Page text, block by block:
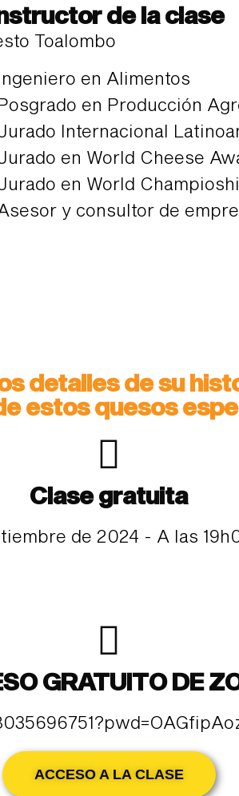
de la clase
Toalombo
en Alimentos
en Producción
Internacional
en World Cheese
en World
y consultor de
detalles de su
estos quesos
Clase gratuita
de 2024 - A las
GRATUITO DE
ACCESO A LA CLASE